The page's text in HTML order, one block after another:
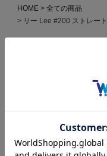
HOME
全ての商品
リー Lee #200 ストレー
この商品を見た人がよ